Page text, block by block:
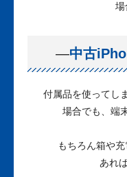
場
—中古
付属品を使ってし
場合でも、端
もちろん箱や
あれ